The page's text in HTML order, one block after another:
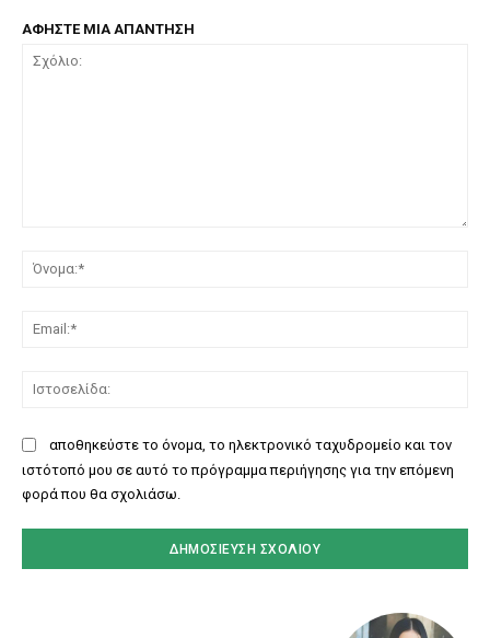
ΑΦΗΣΤΕ ΜΙΑ ΑΠΑΝΤΗΣΗ
αποθηκεύστε το όνομα, το ηλεκτρονικό ταχυδρομείο και τον
ιστότοπό μου σε αυτό το πρόγραμμα περιήγησης για την επόμενη
φορά που θα σχολιάσω.